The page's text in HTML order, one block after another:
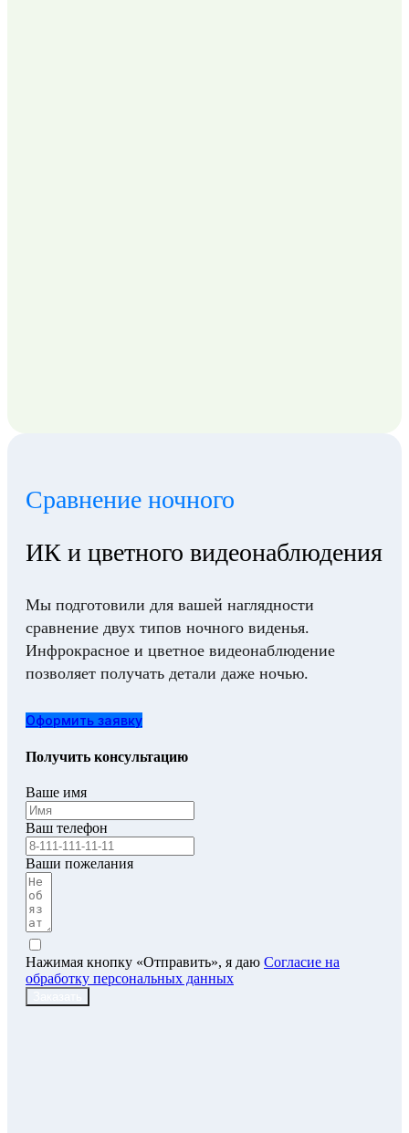
Сравнение ночного
ИК и цветного видеонаблюдения
Мы подготовили для вашей наглядности
сравнение двух типов ночного виденья.
Инфрокрасное и цветное видеонаблюдение
позволяет получать детали даже ночью.
Оформить заявку
Получить консультацию
Ваше имя
Ваш телефон
Ваши пожелания
Нажимая кнопку «Отправить», я даю Согласие на
обработку персональных данных